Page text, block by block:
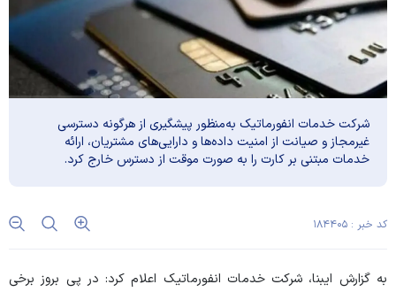
شرکت خدمات انفورماتیک به‌منظور پیشگیری از هرگونه دسترسی
غیرمجاز و صیانت از امنیت داده‌ها و دارایی‌های مشتریان، ارائه
خدمات مبتنی بر کارت را به صورت موقت از دسترس خارج کرد.
کد خبر : ۱۸۴۴۰۵
به گزارش ایبنا، شرکت خدمات انفورماتیک اعلام کرد: در پی بروز برخی